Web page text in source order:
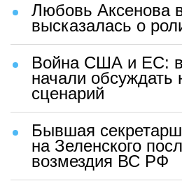
Любовь Аксенова
высказалась о
Война США и ЕС:
начали
сценарий
Бывшая
на Зеленского
возмездия ВС РФ